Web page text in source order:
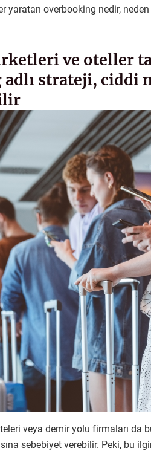
yaratan overbooking nedir, neden
ve oteller
strateji, ciddi
veya demir yolu firmaları da
sebebiyet verebilir. Peki, bu